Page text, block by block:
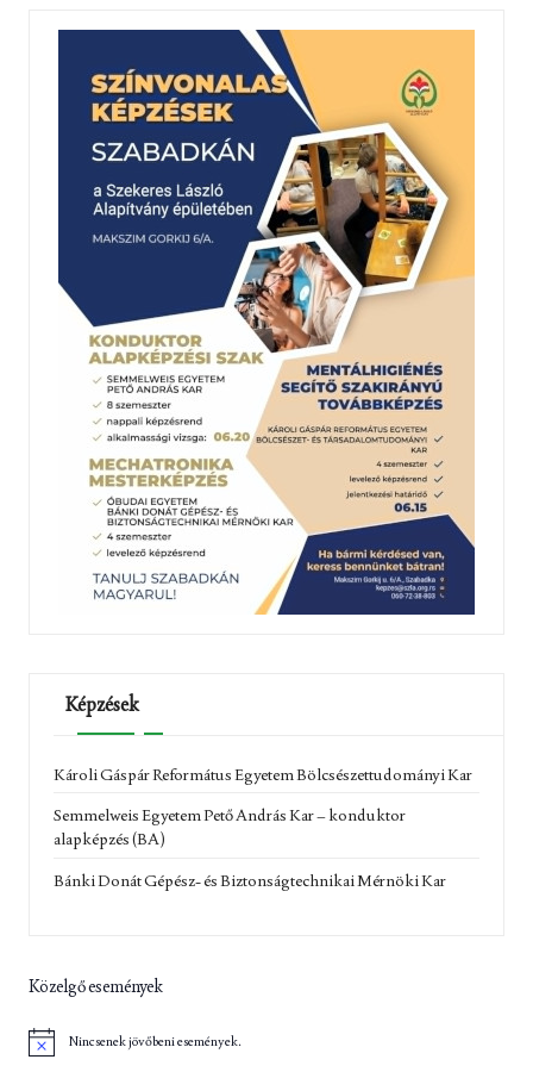
Képzések
Károli Gáspár Református Egyetem Bölcsészettudományi Kar
Semmelweis Egyetem Pető András Kar – konduktor
alapképzés (BA)
Bánki Donát Gépész- és Biztonságtechnikai Mérnöki Kar
Közelgő események
Nincsenek jövőbeni események.